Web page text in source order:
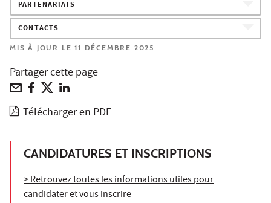
PARTENARIATS
CONTACTS
MIS À JOUR LE 11 DÉCEMBRE 2025
Partager cette page
Télécharger en PDF
CANDIDATURES ET INSCRIPTIONS
> Retrouvez toutes les informations utiles pour
candidater et vous inscrire